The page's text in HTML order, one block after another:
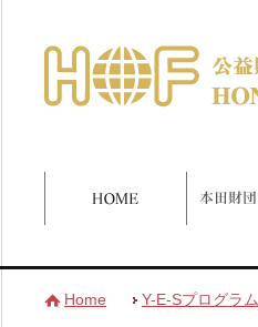
Home Y-E-Sプログラム